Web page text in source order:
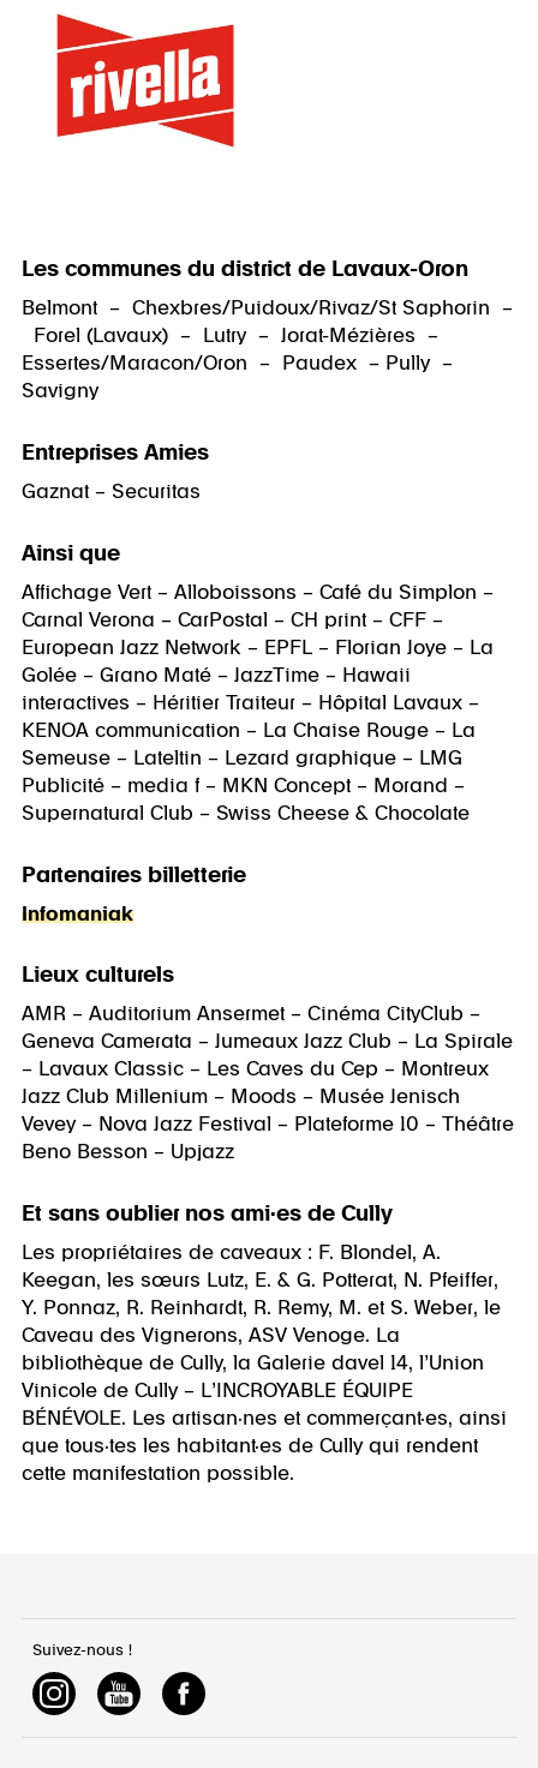
Les communes du district de Lavaux-Oron
Belmont – Chexbres/Puidoux/Rivaz/St Saphorin –
Forel (Lavaux) – Lutry – Jorat-Mézières –
Essertes/Maracon/Oron – Paudex – Pully –
Savigny
Entreprises Amies
Gaznat – Securitas
Ainsi que
Affichage Vert – Alloboissons – Café du Simplon –
Carnal Verona – CarPostal – CH print – CFF –
European Jazz Network – EPFL – Florian Joye – La
Golée – Grano Maté – JazzTime – Hawaii
interactives – Héritier Traiteur – Hôpital Lavaux –
KENOA communication – La Chaise Rouge – La
Semeuse – Lateltin – Lezard graphique – LMG
Publicité – media f – MKN Concept – Morand –
Supernatural Club – Swiss Cheese & Chocolate
Partenaires billetterie
Infomaniak
Lieux culturels
AMR – Auditorium Ansermet – Cinéma CityClub –
Geneva Camerata – Jumeaux Jazz Club – La Spirale
– Lavaux Classic – Les Caves du Cep – Montreux
Jazz Club Millenium – Moods – Musée Jenisch
Vevey – Nova Jazz Festival – Plateforme 10 – Théâtre
Beno Besson – Upjazz
Et sans oublier nos ami·es de Cully
Les propriétaires de caveaux : F. Blondel, A.
Keegan, les sœurs Lutz, E. & G. Potterat, N. Pfeiffer,
Y. Ponnaz, R. Reinhardt, R. Remy, M. et S. Weber, le
Caveau des Vignerons, ASV Venoge. La
bibliothèque de Cully, la Galerie davel 14, l’Union
Vinicole de Cully – L’INCROYABLE ÉQUIPE
BÉNÉVOLE. Les artisan·nes et commerçant·es, ainsi
que tous·tes les habitant·es de Cully qui rendent
cette manifestation possible.
Suivez-nous !